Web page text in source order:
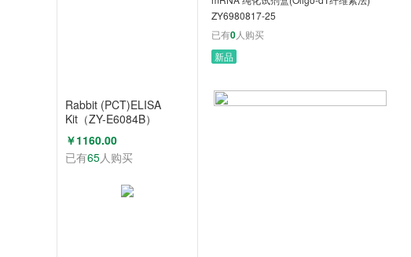
Rabbit (PCT)ELISA
Kit（ZY-E6084B）
￥1160.00
已有65人购买
ZY6980817-25
已有0人购买
新品